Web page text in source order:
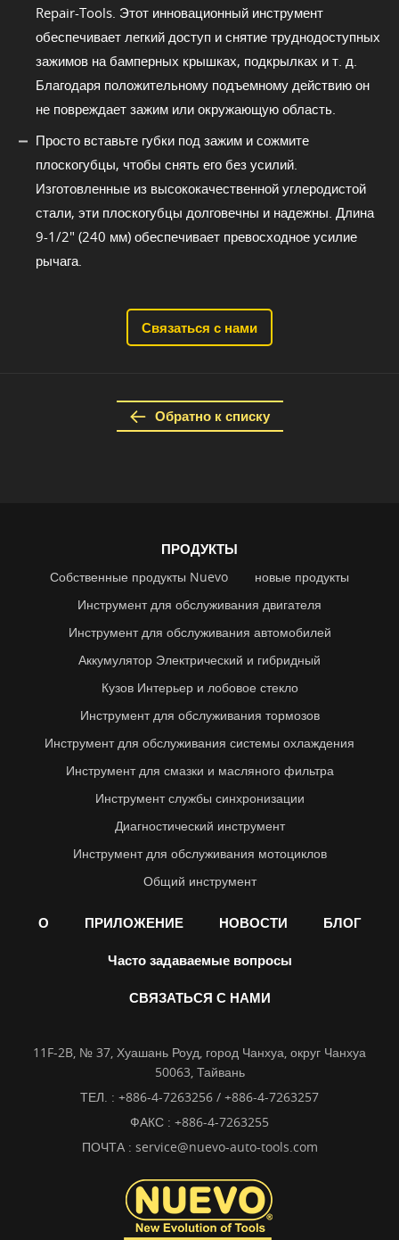
Repair-Tools. Этот инновационный инструмент
обеспечивает легкий доступ и снятие труднодоступных
зажимов на бамперных крышках, подкрылках и т. д.
Благодаря положительному подъемному действию он
не повреждает зажим или окружающую область.
Просто вставьте губки под зажим и сожмите
плоскогубцы, чтобы снять его без усилий.
Изготовленные из высококачественной углеродистой
стали, эти плоскогубцы долговечны и надежны. Длина
9-1/2" (240 мм) обеспечивает превосходное усилие
рычага.
Связаться с нами
Обратно к списку
ПРОДУКТЫ
Собственные продукты Nuevo
новые продукты
Инструмент для обслуживания двигателя
Инструмент для обслуживания автомобилей
Аккумулятор Электрический и гибридный
Кузов Интерьер и лобовое стекло
Инструмент для обслуживания тормозов
Инструмент для обслуживания системы охлаждения
Инструмент для смазки и масляного фильтра
Инструмент службы синхронизации
Диагностический инструмент
Инструмент для обслуживания мотоциклов
Общий инструмент
О ПРИЛОЖЕНИЕ НОВОСТИ БЛОГ
Часто задаваемые вопросы
СВЯЗАТЬСЯ С НАМИ
11F-2B, № 37, Хуашань Роуд, город Чанхуа, округ Чанхуа
50063, Тайвань
ТЕЛ. : +886-4-7263256 / +886-4-7263257
ФАКС : +886-4-7263255
ПОЧТА : service@nuevo-auto-tools.com